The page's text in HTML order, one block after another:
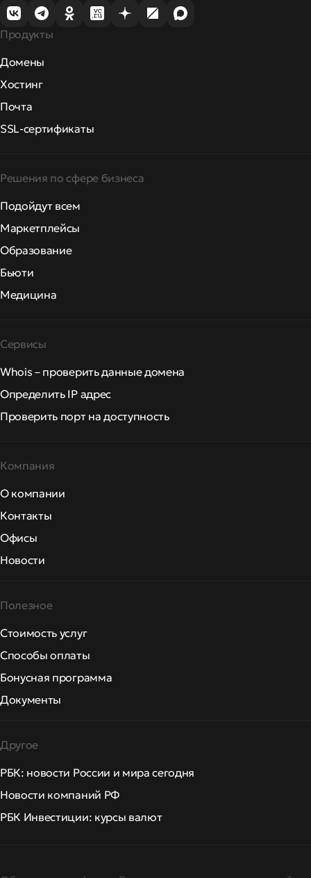
Продукты
Домены
Хостинг
Почта
SSL-сертификаты
Решения по сфере бизнеса
Подойдут всем
Маркетплейсы
Образование
Бьюти
Медицина
Сервисы
Whois – проверить данные домена
Определить IP адрес
Проверить порт на доступность
Компания
О компании
Контакты
Офисы
Новости
Полезное
Стоимость услуг
Способы оплаты
Бонусная программа
Документы
Другое
РБК: новости России и мира сегодня
Новости компаний РФ
РБК Инвестиции: курсы валют